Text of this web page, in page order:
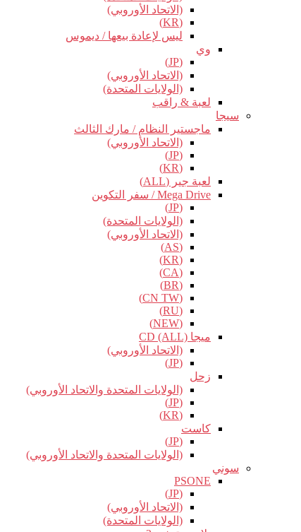
(الاتحاد الأوروبي)
(KR)
ليس لإعادة بيعها / ديموس
وي
(JP)
(الاتحاد الأوروبي)
(الولايات المتحدة)
لعبة & راقب
سيجا
ماجستير النظام / مارك الثالث
(الاتحاد الأوروبي)
(JP)
(KR)
لعبة جير (ALL)
Mega Drive / سفر التكوين
(JP)
(الولايات المتحدة)
(الاتحاد الأوروبي)
(AS)
(KR)
(CA)
(BR)
(CN TW)
(RU)
(NEW)
ميجا CD (ALL)
(الاتحاد الأوروبي)
(JP)
زحل
(الولايات المتحدة والاتحاد الأوروبي)
(JP)
(KR)
كاست
(JP)
(الولايات المتحدة والاتحاد الأوروبي)
سوني
PSONE
(JP)
(الاتحاد الأوروبي)
(الولايات المتحدة)